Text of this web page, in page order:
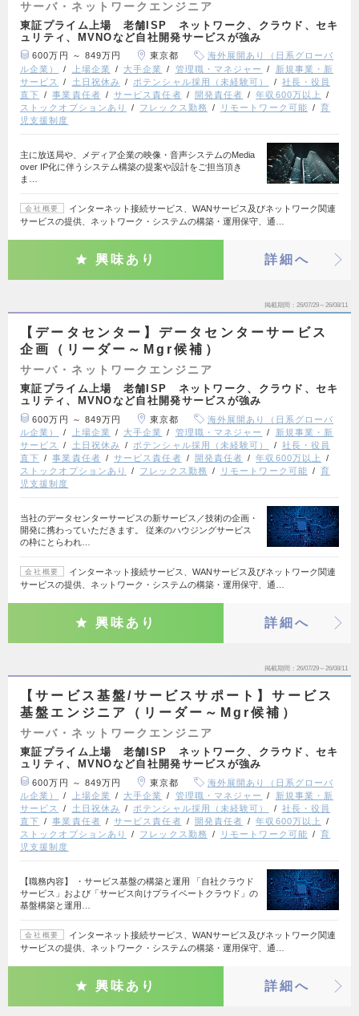
サーバ・ネットワークエンジニア
東証プライム上場 老舗ISP ネットワーク、クラウド、セキ
ュリティ、MVNOなど自社開発サービスが強み
600万円 ～ 849万円 東京都
海外展開あり（日系グローバ
ル企業）
上場企業 大手企業 管理職・マネジャー
新規事業・新
サービス
土日祝休み ポテンシャル採用（未経験可）
社長・役員
直下
事業責任者 サービス責任者 開発責任者
年収600万以上
ストックオプションあり
フレックス勤務 リモートワーク可能
育
児支援制度
主に放送局や、メディア企業の映像・音声システムのMedia
over IP化に伴うシステム構築の提案や設計をご担当頂き
ま…
会社概要
インターネット接続サービス、WANサービス及びネットワーク関連
サービスの提供、ネットワーク・システムの構築・運用保守、通…
興味あり 詳細へ
掲載期間 26/07/29～26/08/11
【データセンター】データセンターサービス
企画（リーダー～Mgr候補）
サーバ・ネットワークエンジニア
東証プライム上場 老舗ISP ネットワーク、クラウド、セキ
ュリティ、MVNOなど自社開発サービスが強み
600万円 ～ 849万円 東京都
海外展開あり（日系グローバ
ル企業）
上場企業 大手企業 管理職・マネジャー
新規事業・新
サービス
土日祝休み ポテンシャル採用（未経験可）
社長・役員
直下
事業責任者 サービス責任者 開発責任者
年収600万以上
ストックオプションあり
フレックス勤務 リモートワーク可能
育
児支援制度
当社のデータセンターサービスの新サービス／技術の企画・
開発に携わっていただきます。 従来のハウジングサービス
の枠にとらわれ…
会社概要
インターネット接続サービス、WANサービス及びネットワーク関連
サービスの提供、ネットワーク・システムの構築・運用保守、通…
興味あり 詳細へ
掲載期間 26/07/29～26/08/11
【サービス基盤/サービスサポート】サービス
基盤エンジニア（リーダー～Mgr候補）
サーバ・ネットワークエンジニア
東証プライム上場 老舗ISP ネットワーク、クラウド、セキ
ュリティ、MVNOなど自社開発サービスが強み
600万円 ～ 849万円 東京都
海外展開あり（日系グローバ
ル企業）
上場企業 大手企業 管理職・マネジャー
新規事業・新
サービス
土日祝休み ポテンシャル採用（未経験可）
社長・役員
直下
事業責任者 サービス責任者 開発責任者
年収600万以上
ストックオプションあり
フレックス勤務 リモートワーク可能
育
児支援制度
【職務内容】 ・サービス基盤の構築と運用 「自社クラウド
サービス」および「サービス向けプライベートクラウド」の
基盤構築と運用…
会社概要
インターネット接続サービス、WANサービス及びネットワーク関連
サービスの提供、ネットワーク・システムの構築・運用保守、通…
興味あり 詳細へ